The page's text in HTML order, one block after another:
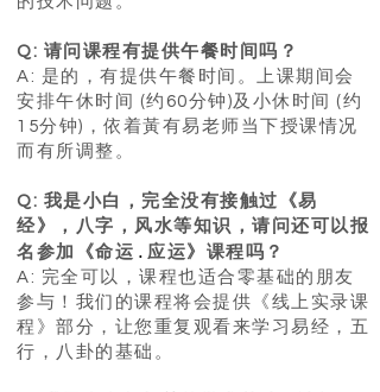
Q: 请问课程有提供午餐时间吗？
A: 是的，有提供午餐时间。上课期间会
安排午休时间 (约60分钟)及小休时间 (约
15分钟)，依着黃有易老师当下授课情况
而有所调整。
Q: 我是小白，完全没有接触过《易
经》，八字，风水等知识，请问还可以报
名参加《命运 . 应运》课程吗？
A: 完全可以，课程也适合零基础的朋友
参与！我们的课程将会提供《线上实录课
程》部分，让您重复观看来学习易经，五
行，八卦的基础。